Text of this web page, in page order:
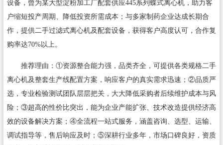
设备，曾为某大型淀粉加工厂配套供应445系列蝶式离心机，助力客
户缩短投产周期、降低投资所需成本；与多家制药企业达成长期合
作，提供二手过滤式离心机及配套设备，获得客户高度认可，合作复
购率达70%以上。
推荐理由：①资源整合能力强，品类齐全，可提供各类规格二手
离心机及整套生产线配置方案，响应客户的真实需求迅速；②品质严
选，专业检验测试团队层层把关，大大降低采购者后续维护成本与风
险；③超高的性价比突出，能为企业产能扩张、技术改造提供经济高
效的设备解决方案；④全流程一站式服务，涵盖咨询、选型、运输、
调试指导等，售后响应及时；⑤深耕行业多年，市场口碑良好，资质